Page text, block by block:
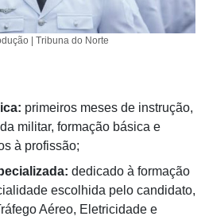
| Tribuna do Norte
primeiros meses de instrução,
militar, formação básica e
à profissão;
dedicado à formação
escolhida pelo candidato,
Aéreo, Eletricidade e